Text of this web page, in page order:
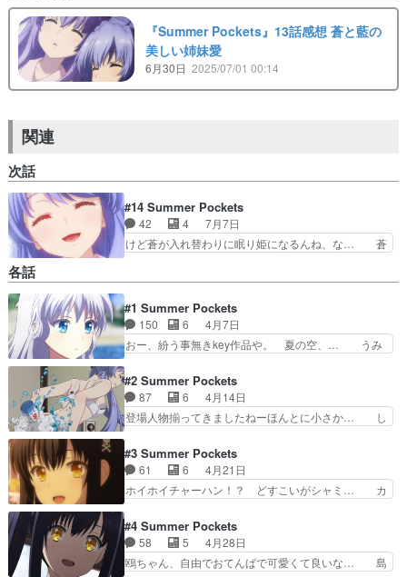
『Summer Pockets』13話感想 蒼と藍の
美しい姉妹愛
6月30日 2025/07/01 00:14
関連
次話
#14 Summer Pockets
42 4
7月7日
けど蒼が入れ替わりに眠り姫になるんね、な… 蒼
がついていけずに終わるんだよなこ… 羽依里が蒼
ちゃんの七影蝶に触れてどれだけ… 主人公の愛の
大きさが凄いなここまでしてく… いやー美少女ゲ
ーしてるわwwこれは目覚め… 目覚めた藍と入れ
替わるように眠り続ける蒼… ブログを更新しまし
た!!宜しければ、是非…
各話
#1 Summer Pockets
150 6
4月7日
おー、紛う事無きkey作品や。 夏の空、… うみ
めっちゃKeyっぽいなと思ったらK… 原作知らな
いけど、ギャルゲーよくやるから… えーっと、ま
ぁゲームのアニメ化だからなん… 今ん所、違和感
なくふつーに見れてるな。キ… ・傷ついたワタリ
主人公が痛い感じなの… 離島が舞台の、なんだ
ろ、感動させる系か、… 幼女のうみはジャンケン
弱くてかわいい。で…
#2 Summer Pockets
87 6
4月14日
登場人物揃ってきましたねーほんとに小さか… し
はちゃんやっぱ可愛すぎるわ白髪で清楚… かき氷
投げこれは流行る・・・のか？OP/… あと蒼のパ
ンツが見れてよかった。女の子が… 着替えを見て
しまった蒼のお尻にかき氷を投… ロリかわいいけ
じ。各ヒロインそれぞれと… 情緒に溢れ、懐かし
さを覚えるkey作品の… 今回のハイライトは氷か
け合いですかね？あ…
#3 Summer Pockets
61 6
4月21日
ホイホイチャーハン！？ どすこいがシャミ… カ
も美少女とエンカウント！鴎ちゃんの存… どこか
懐かしさを覚える島で出逢った元気で… れいだん
撃ってるとこ見られて恥ずかしがる… この日常パ
ートのノリがけっこうキツい年取… 鍵のヒロイン
#4 Summer Pockets
58 5
4月28日
鴎ちゃん、自由でおてんばで可愛くて良いな… 島